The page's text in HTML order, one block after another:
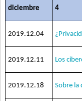
diciembre 4
2019.12.04
2019.12.11 Los
2019.12.18 Sobre la